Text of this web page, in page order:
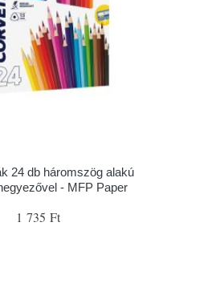
24 db háromszög alakú
- MFP Paper
1 735 Ft